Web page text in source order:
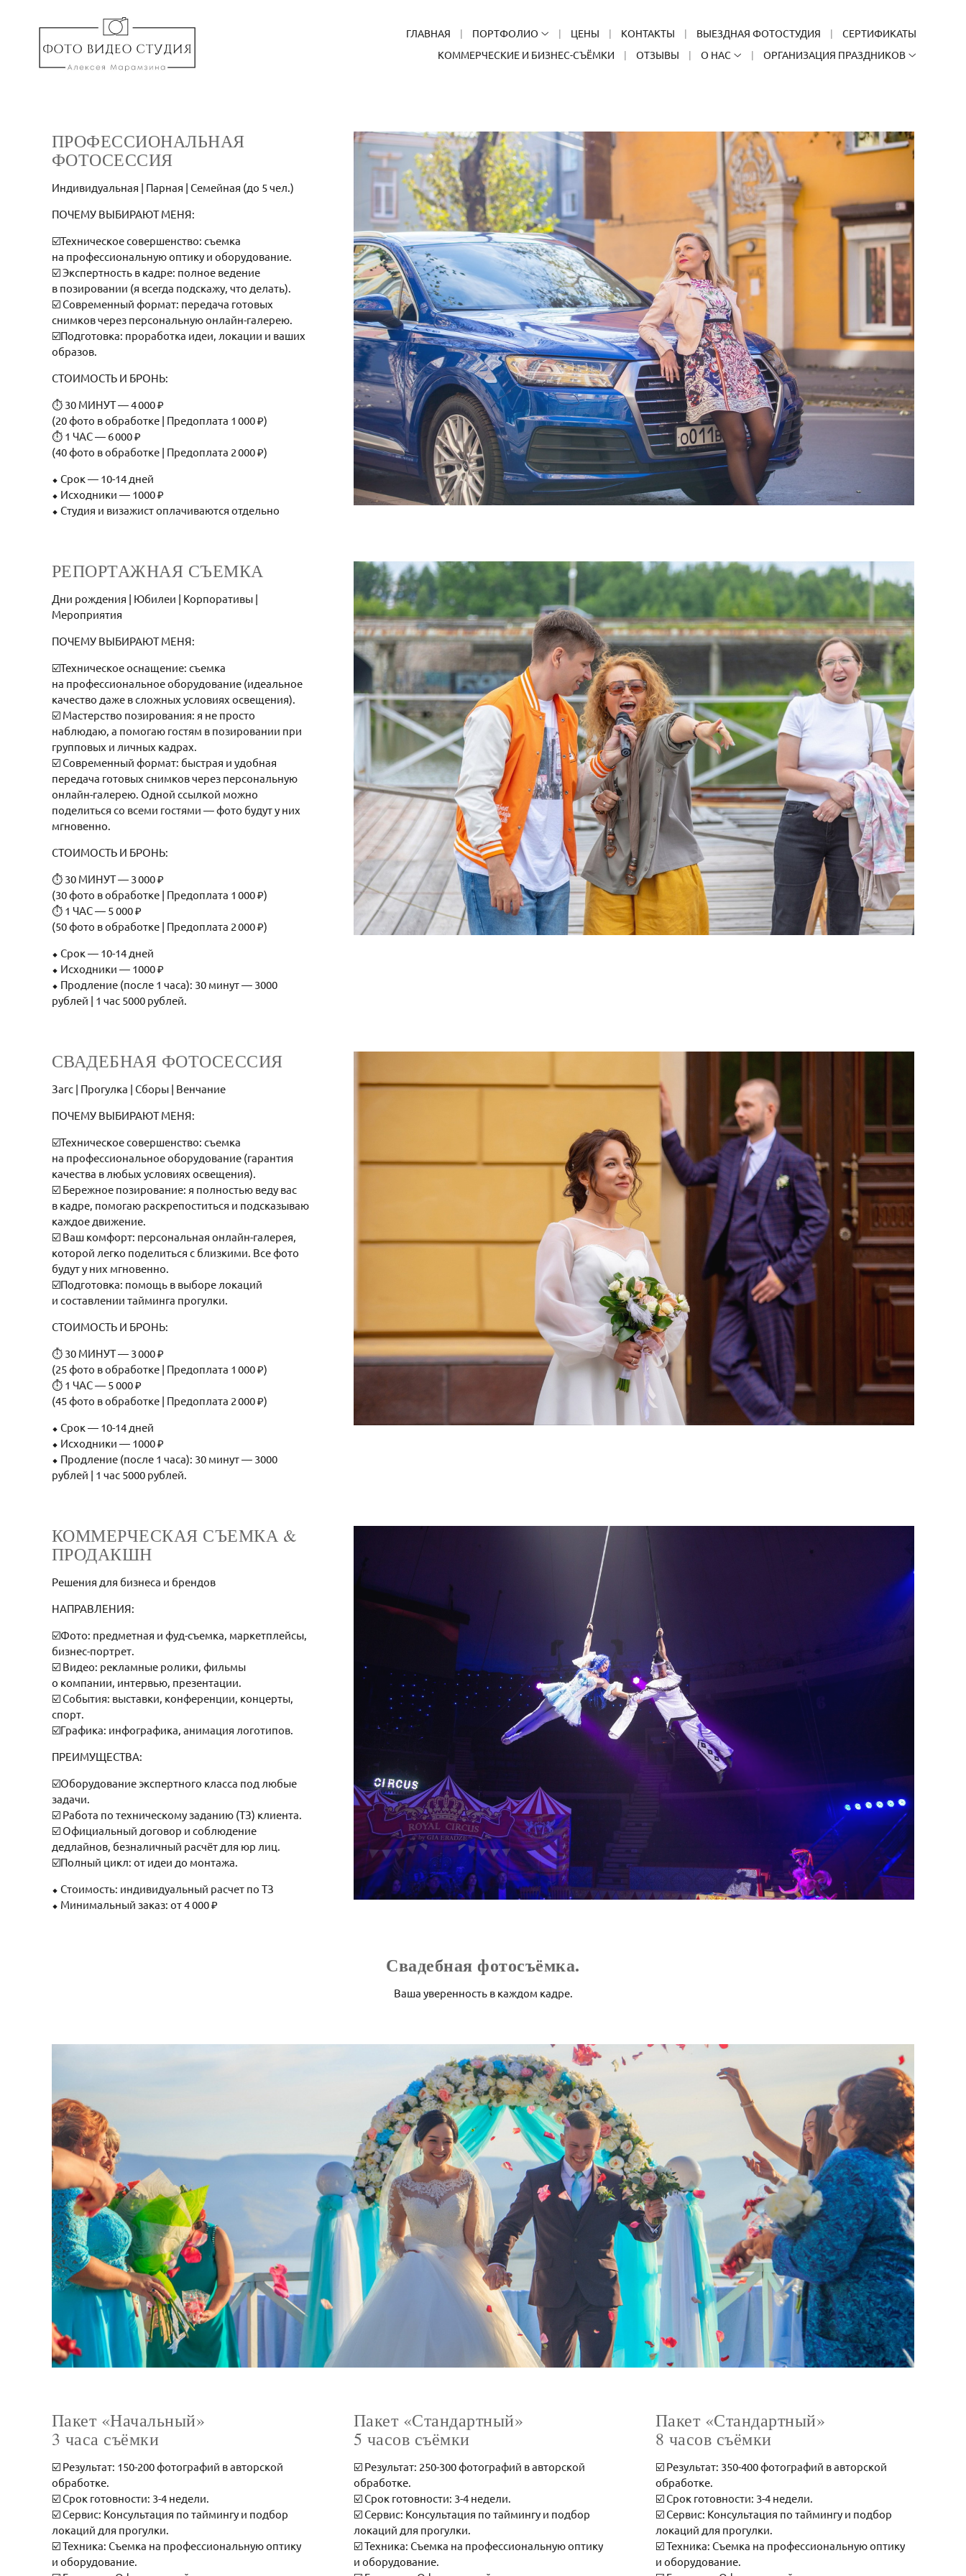
ГЛАВНАЯ ПОРТФОЛИО ЦЕНЫ КОНТАКТЫ ВЫЕЗДНАЯ ФОТОСТУДИЯ
СЕРТИФИКАТЫ
КОММЕРЧЕСКИЕ И БИЗНЕС-СЪЁМКИ
ОТЗЫВЫ О НАС ОРГАНИЗАЦИЯ ПРАЗДНИКОВ
ПРОФЕССИОНАЛЬНАЯ
ФОТОСЕССИЯ
Индивидуальная | Парная | Семейная (до 5 чел.)
ПОЧЕМУ ВЫБИРАЮТ МЕНЯ:
☑️Техническое совершенство: съемка
на профессиональную оптику и оборудование.
☑️ Экспертность в кадре: полное ведение
в позировании (я всегда подскажу, что делать).
☑️ Современный формат: передача готовых
снимков через персональную онлайн-галерею.
☑️Подготовка: проработка идеи, локации и ваших
образов.
СТОИМОСТЬ И БРОНЬ:
⏱ 30 МИНУТ — 4 000 ₽
(20 фото в обработке | Предоплата 1 000 ₽)
⏱ 1 ЧАС — 6 000 ₽
(40 фото в обработке | Предоплата 2 000 ₽)
⬥ Срок — 10-14 дней
⬥ Исходники — 1000 ₽
⬥ Студия и визажист оплачиваются отдельно
РЕПОРТАЖНАЯ СЪЕМКА
Дни рождения | Юбилеи | Корпоративы |
Мероприятия
ПОЧЕМУ ВЫБИРАЮТ МЕНЯ:
☑️Техническое оснащение: съемка
на профессиональное оборудование (идеальное
качество даже в сложных условиях освещения).
☑️ Мастерство позирования: я не просто
наблюдаю, а помогаю гостям в позировании при
групповых и личных кадрах.
☑️ Современный формат: быстрая и удобная
передача готовых снимков через персональную
онлайн-галерею. Одной ссылкой можно
поделиться со всеми гостями — фото будут у них
мгновенно.
СТОИМОСТЬ И БРОНЬ:
⏱ 30 МИНУТ — 3 000 ₽
(30 фото в обработке | Предоплата 1 000 ₽)
⏱ 1 ЧАС — 5 000 ₽
(50 фото в обработке | Предоплата 2 000 ₽)
⬥ Срок — 10-14 дней
⬥ Исходники — 1000 ₽
⬥ Продление (после 1 часа): 30 минут — 3000
рублей | 1 час 5000 рублей.
СВАДЕБНАЯ ФОТОСЕССИЯ
Загс | Прогулка | Сборы | Венчание
ПОЧЕМУ ВЫБИРАЮТ МЕНЯ:
☑️Техническое совершенство: съемка
на профессиональное оборудование (гарантия
качества в любых условиях освещения).
☑️ Бережное позирование: я полностью веду вас
в кадре, помогаю раскрепоститься и подсказываю
каждое движение.
☑️ Ваш комфорт: персональная онлайн-галерея,
которой легко поделиться с близкими. Все фото
будут у них мгновенно.
☑️Подготовка: помощь в выборе локаций
и составлении тайминга прогулки.
СТОИМОСТЬ И БРОНЬ:
⏱ 30 МИНУТ — 3 000 ₽
(25 фото в обработке | Предоплата 1 000 ₽)
⏱ 1 ЧАС — 5 000 ₽
(45 фото в обработке | Предоплата 2 000 ₽)
⬥ Срок — 10-14 дней
⬥ Исходники — 1000 ₽
⬥ Продление (после 1 часа): 30 минут — 3000
рублей | 1 час 5000 рублей.
КОММЕРЧЕСКАЯ СЪЕМКА &
ПРОДАКШН
Решения для бизнеса и брендов
НАПРАВЛЕНИЯ:
☑️Фото: предметная и фуд-съемка, маркетплейсы,
бизнес-портрет.
☑️ Видео: рекламные ролики, фильмы
о компании, интервью, презентации.
☑️ События: выставки, конференции, концерты,
спорт.
☑️Графика: инфографика, анимация логотипов.
ПРЕИМУЩЕСТВА:
☑️Оборудование экспертного класса под любые
задачи.
☑️ Работа по техническому заданию (ТЗ) клиента.
☑️ Официальный договор и соблюдение
дедлайнов, безналичный расчёт для юр лиц.
☑️Полный цикл: от идеи до монтажа.
⬥ Стоимость: индивидуальный расчет по ТЗ
⬥ Минимальный заказ: от 4 000 ₽
Свадебная фотосъёмка.
Ваша уверенность в каждом кадре.
Пакет «Начальный»
3 часа съёмки
☑️ Результат: 150-200 фотографий в авторской
обработке.
☑️ Срок готовности: 3-4 недели.
☑️ Сервис: Консультация по таймингу и подбор
локаций для прогулки.
☑️ Техника: Съемка на профессиональную оптику
и оборудование.
Пакет «Стандартный»
5 часов съёмки
☑️ Результат: 250-300 фотографий в авторской
обработке.
☑️ Срок готовности: 3-4 недели.
☑️ Сервис: Консультация по таймингу и подбор
локаций для прогулки.
☑️ Техника: Съемка на профессиональную оптику
и оборудование.
Пакет «Стандартный»
8 часов съёмки
☑️ Результат: 350-400 фотографий в авторской
обработке.
☑️ Срок готовности: 3-4 недели.
☑️ Сервис: Консультация по таймингу и подбор
локаций для прогулки.
☑️ Техника: Съемка на профессиональную оптику
и оборудование.